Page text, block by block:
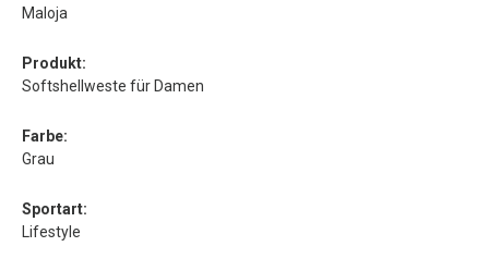
Maloja
Produkt:
Softshellweste für Damen
Farbe:
Grau
Sportart:
Lifestyle